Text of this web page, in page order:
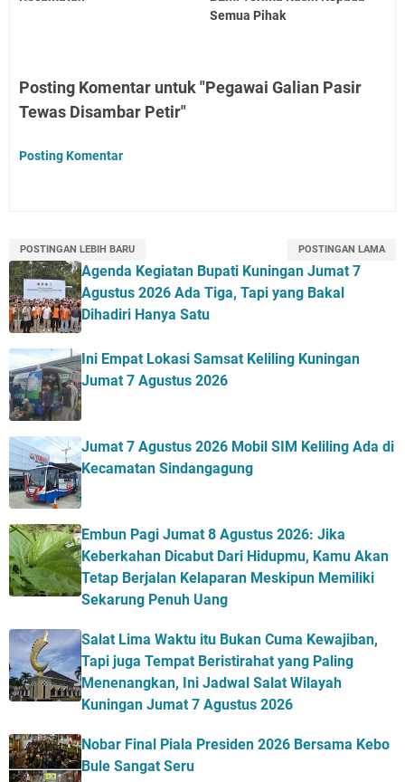
Semua Pihak
Posting Komentar untuk "Pegawai Galian Pasir
Tewas Disambar Petir"
Posting Komentar
POSTINGAN LEBIH BARU POSTINGAN LAMA
Agenda Kegiatan Bupati Kuningan Jumat 7
Agustus 2026 Ada Tiga, Tapi yang Bakal
Dihadiri Hanya Satu
Ini Empat Lokasi Samsat Keliling Kuningan
Jumat 7 Agustus 2026
Jumat 7 Agustus 2026 Mobil SIM Keliling Ada di
Kecamatan Sindangagung
Embun Pagi Jumat 8 Agustus 2026: Jika
Keberkahan Dicabut Dari Hidupmu, Kamu Akan
Tetap Berjalan Kelaparan Meskipun Memiliki
Sekarung Penuh Uang
Salat Lima Waktu itu Bukan Cuma Kewajiban,
Tapi juga Tempat Beristirahat yang Paling
Menenangkan, Ini Jadwal Salat Wilayah
Kuningan Jumat 7 Agustus 2026
Nobar Final Piala Presiden 2026 Bersama Kebo
Bule Sangat Seru